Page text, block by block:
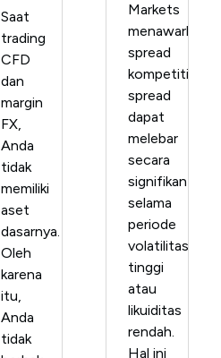
Saat
trading
CFD
dan
margin
FX,
Anda
tidak
memiliki
aset
dasarnya.
Oleh
karena
itu,
Anda
tidak
Markets
menawarkan
spread
kompetitif,
spread
dapat
melebar
secara
signifikan
selama
periode
volatilitas
tinggi
atau
likuiditas
rendah.
Hal ini